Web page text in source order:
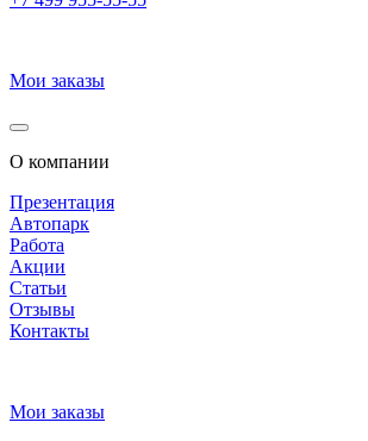
Мои заказы
О компании
Презентация
Автопарк
Работа
Акции
Статьи
Отзывы
Контакты
Мои заказы